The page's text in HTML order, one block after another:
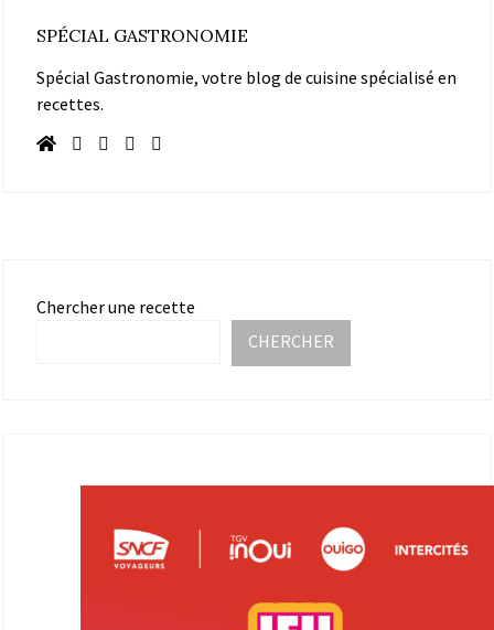
SPÉCIAL GASTRONOMIE
Spécial Gastronomie, votre blog de cuisine spécialisé en
recettes.
Chercher une recette
CHERCHER